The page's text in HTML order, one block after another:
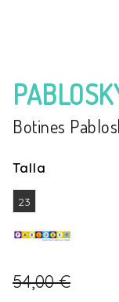
Botines
Talla
23
54,00 €